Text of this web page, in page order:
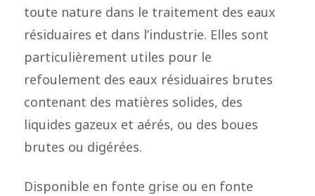
toute nature dans le traitement des eaux
résiduaires et dans l’industrie. Elles sont
particulièrement utiles pour le
refoulement des eaux résiduaires brutes
contenant des matières solides, des
liquides gazeux et aérés, ou des boues
brutes ou digérées.
Disponible en fonte grise ou en fonte